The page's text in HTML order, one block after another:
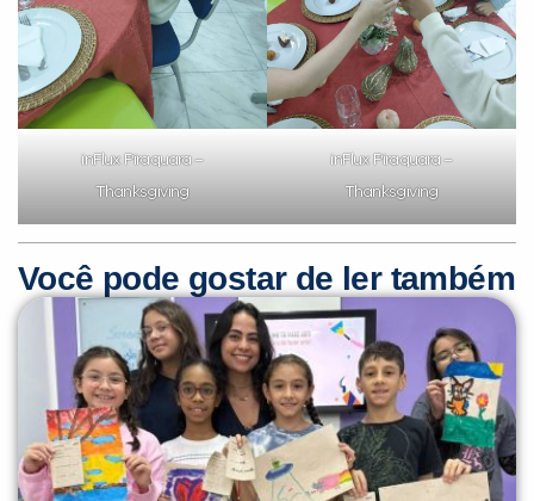
inFlux Piraquara –
Thanksgiving
inFlux Piraquara –
Thanksgiving
Você pode gostar de ler também